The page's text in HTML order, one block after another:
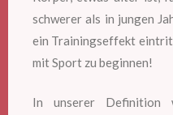
schwerer als in jungen
ein Trainingseffekt
mit Sport zu beginnen!
In unserer Definition